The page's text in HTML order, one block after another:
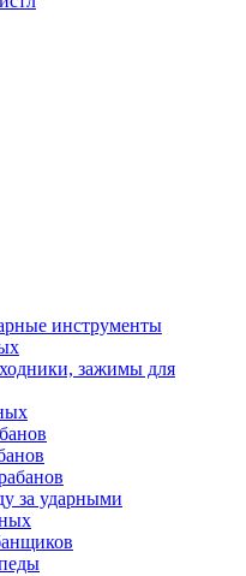
инструменты
зажимы для
за ударными